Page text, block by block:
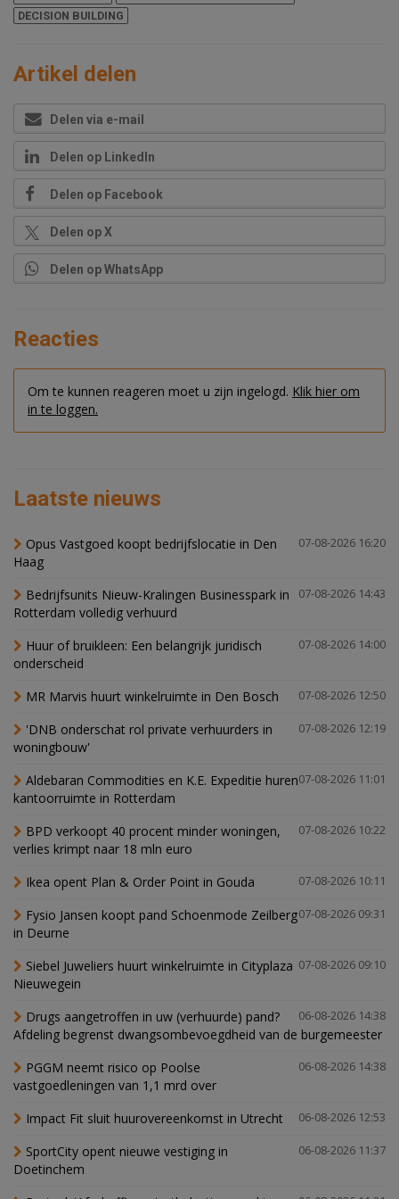
DECISION BUILDING
Artikel delen
Delen via e-mail
Delen op LinkedIn
Delen op Facebook
Delen op X
Delen op WhatsApp
Reacties
Om te kunnen reageren moet u zijn ingelogd. Klik hier om
in te loggen.
Laatste nieuws
07-08-2026 16:20
Opus Vastgoed koopt bedrijfslocatie in Den
Haag
07-08-2026 14:43
Bedrijfsunits Nieuw-Kralingen Businesspark in
Rotterdam volledig verhuurd
07-08-2026 14:00
Huur of bruikleen: Een belangrijk juridisch
onderscheid
07-08-2026 12:50
MR Marvis huurt winkelruimte in Den Bosch
07-08-2026 12:19
'DNB onderschat rol private verhuurders in
woningbouw'
07-08-2026 11:01
Aldebaran Commodities en K.E. Expeditie huren
kantoorruimte in Rotterdam
07-08-2026 10:22
BPD verkoopt 40 procent minder woningen,
verlies krimpt naar 18 mln euro
07-08-2026 10:11
Ikea opent Plan & Order Point in Gouda
07-08-2026 09:31
Fysio Jansen koopt pand Schoenmode Zeilberg
in Deurne
07-08-2026 09:10
Siebel Juweliers huurt winkelruimte in Cityplaza
Nieuwegein
06-08-2026 14:38
Drugs aangetroffen in uw (verhuurde) pand?
Afdeling begrenst dwangsombevoegdheid van de burgemeester
06-08-2026 14:38
PGGM neemt risico op Poolse
vastgoedleningen van 1,1 mrd over
06-08-2026 12:53
Impact Fit sluit huurovereenkomst in Utrecht
06-08-2026 11:37
SportCity opent nieuwe vestiging in
Doetinchem